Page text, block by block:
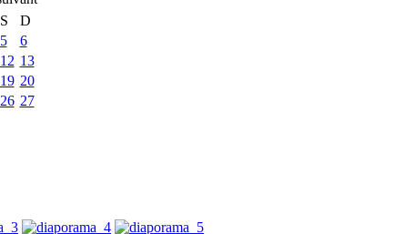
S
D
5
6
12 13
19 20
26 27